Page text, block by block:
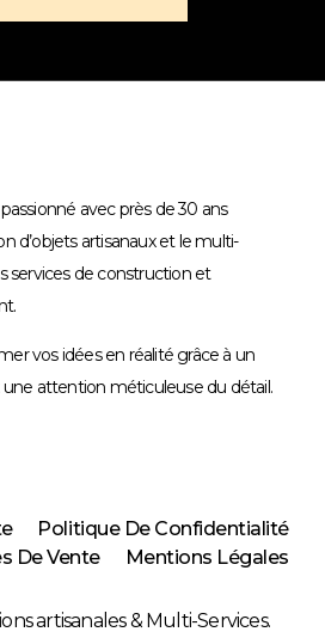
avec près de 30 ans
d’objets artisanaux et le multi-
services de construction et
vos idées en réalité grâce à un
attention méticuleuse du détail.
Politique De Confidentialité
De Vente
Mentions Légales
artisanales & Multi-Services.